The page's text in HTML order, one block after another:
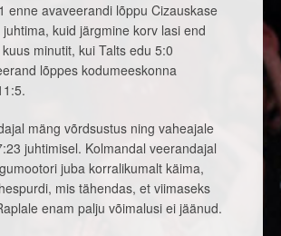
enne avaveerandi lõppu Cizauskase
kuid järgmine korv lasi end
minutit, kui Talts edu 5:0
lõppes kodumeeskonna
mäng võrdsustus ning vaheajale
juhtimisel. Kolmandal veerandajal
juba korralikumalt käima,
mis tähendas, et viimaseks
enam palju võimalusi ei jäänud.